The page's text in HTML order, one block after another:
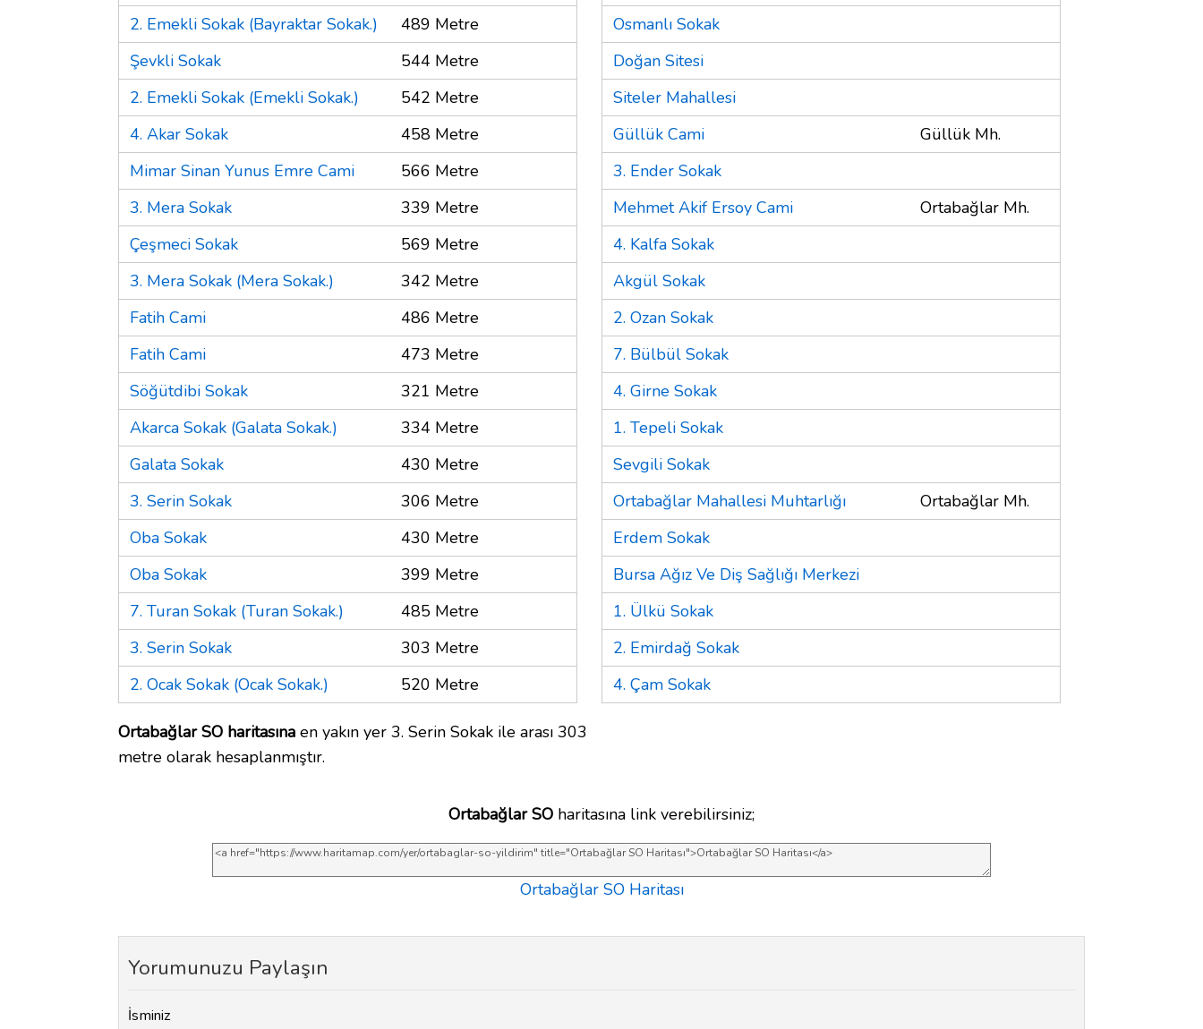
2. Emekli Sokak (Bayraktar Sokak.)
489 Metre
Şevkli Sokak
544 Metre
2. Emekli Sokak (Emekli Sokak.)
542 Metre
4. Akar Sokak
458 Metre
Mimar Sinan Yunus Emre Cami
566 Metre
3. Mera Sokak
339 Metre
Çeşmeci Sokak
569 Metre
3. Mera Sokak (Mera Sokak.)
342 Metre
Fatih Cami
486 Metre
Fatih Cami
473 Metre
Söğütdibi Sokak
321 Metre
Akarca Sokak (Galata Sokak.)
334 Metre
Galata Sokak
430 Metre
3. Serin Sokak
306 Metre
Oba Sokak
430 Metre
Oba Sokak
399 Metre
7. Turan Sokak (Turan Sokak.)
485 Metre
3. Serin Sokak
303 Metre
2. Ocak Sokak (Ocak Sokak.)
520 Metre
Ortabağlar SO haritasına en yakın yer 3. Serin Sokak ile arası 303
metre olarak hesaplanmıştır.
Osmanlı Sokak
Doğan Sitesi
Siteler Mahallesi
Güllük Cami
Güllük Mh.
3. Ender Sokak
Mehmet Akif Ersoy Cami
Ortabağlar Mh.
4. Kalfa Sokak
Akgül Sokak
2. Ozan Sokak
7. Bülbül Sokak
4. Girne Sokak
1. Tepeli Sokak
Sevgili Sokak
Ortabağlar Mahallesi Muhtarlığı
Ortabağlar Mh.
Erdem Sokak
Bursa Ağız Ve Diş Sağlığı Merkezi
1. Ülkü Sokak
2. Emirdağ Sokak
4. Çam Sokak
Ortabağlar SO haritasına link verebilirsiniz;
Ortabağlar SO Haritası
Yorumunuzu Paylaşın
İsminiz